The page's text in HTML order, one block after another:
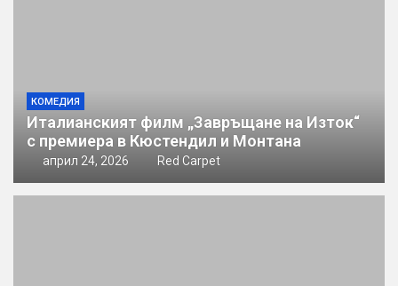
КОМЕДИЯ
Италианският филм „Завръщане на Изток“
с премиера в Кюстендил и Монтана
април 24, 2026 Red Carpet